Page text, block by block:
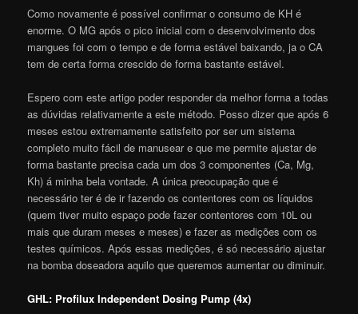
Como novamente é possível confirmar o consumo de KH é
enorme. O MG após o pico inicial com o desenvolvimento dos
mangues foi com o tempo e de forma estável baixando, ja o CA
tem de certa forma crescido de forma bastante estável.
Espero com este artigo poder responder da melhor forma a todas
as dúvidas relativamente a este método. Posso dizer que após 6
meses estou extremamente satisfeito por ser um sistema
completo muito fácil de manusear e que me permite ajustar de
forma bastante precisa cada um dos 3 componentes (Ca, Mg,
Kh) á minha bela vontade. A única preocupação que é
necessário ter é de ir fazendo os contentores com os líquidos
(quem tiver muito espaço pode fazer contentores com 10L ou
mais que duram meses e meses) e fazer as medições com os
testes químicos. Após essas medições, é só necessário ajustar
na bomba doseadora aquilo que queremos aumentar ou diminuir.
GHL: Profilux Independent Dosing Pump (4x)